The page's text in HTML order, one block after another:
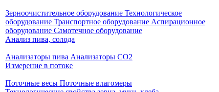
Зерноочистительное оборудование Технологическое
оборудование Транспортное оборудование Аспирационное
оборудование Самотечное оборудование
Анализ пива, солода
Анализаторы пива Анализаторы СО2
Измерение в потоке
Поточные весы Поточные влагомеры